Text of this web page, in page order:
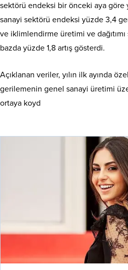
sektörü endeksi bir önceki aya göre
sanayi sektörü endeksi yüzde 3,4
ve iklimlendirme üretimi ve
bazda yüzde 1,8 artış gösterdi.
Açıklanan veriler, yılın ilk ayında
gerilemenin genel sanayi üretimi
ortaya koyd